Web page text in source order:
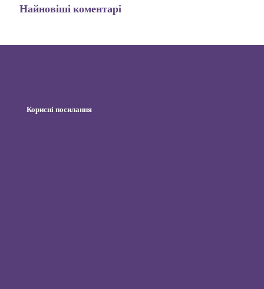
Найновіші коментарі
Корисні посилання